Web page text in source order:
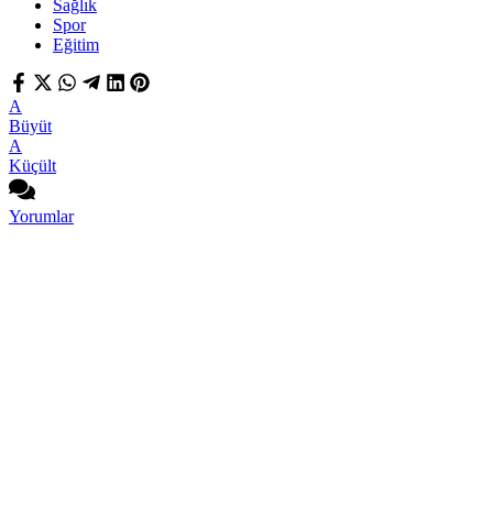
Sağlık
Spor
Eğitim
A
Büyüt
A
Küçült
Yorumlar